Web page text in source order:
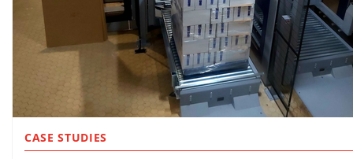
CASE STUDIES